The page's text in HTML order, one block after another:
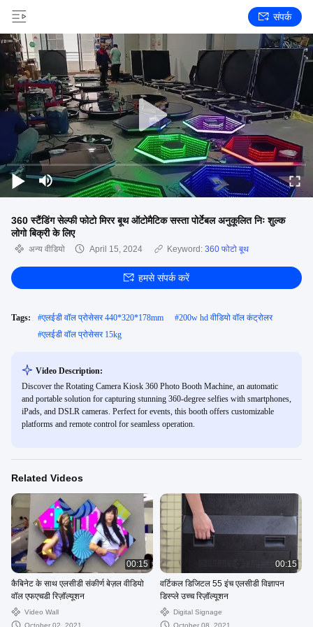
संपर्क
360 स्टैंडिंग सेल्फी फोटो मिरर बूथ ऑटोमैटिक सस्ता पोर्टेबल अनुकूलित निः शुल्क
लोगो बिक्री के लिए
अन्य वीडियो April 15, 2024 Keyword: 360 फोटो बूथ
हमसे संपर्क करें
Tags: #एलईडी वॉल प्रोसेसर 440*320*178mm #200w hd वीडियो वॉल कंट्रोलर
#एलईडी वॉल प्रोसेसर 15kg
Video Description:
Discover the Rotating Camera Kiosk 360 Photo Booth Machine, an automatic
and portable solution for capturing stunning 360-degree selfies with smartphones,
iPads, and DSLR cameras. Perfect for events, this booth offers customizable
platforms and remote control for seamless operation.
Related Videos
00:15
कैबिनेट के साथ एलसीडी संकीर्ण बेज़ल वीडियो
वॉल एफएचडी रिज़ॉल्यूशन
Video Wall
October 02, 2021
00:15
वर्टिकल डिजिटल 55 इंच एलसीडी विज्ञापन
डिस्प्ले उच्च रिज़ॉल्यूशन
Digital Signage
October 08, 2021